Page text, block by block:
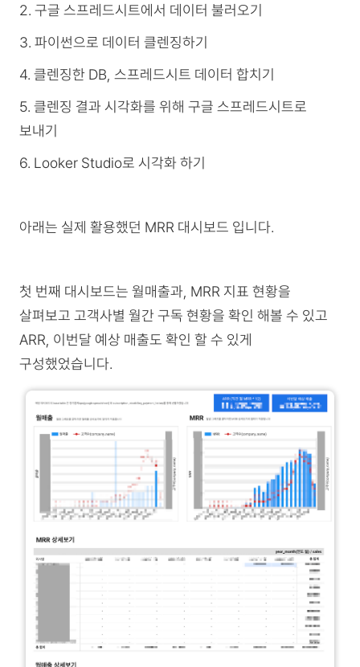
2. 구글 스프레드시트에서 데이터 불러오기
3. 파이썬으로 데이터 클렌징하기
4. 클렌징한 DB, 스프레드시트 데이터 합치기
5. 클렌징 결과 시각화를 위해 구글 스프레드시트로
보내기
6. Looker Studio로 시각화 하기
아래는 실제 활용했던 MRR 대시보드 입니다.
첫 번째 대시보드는 월매출과, MRR 지표 현황을
살펴보고 고객사별 월간 구독 현황을 확인 해볼 수 있고
ARR, 이번달 예상 매출도 확인 할 수 있게
구성했었습니다.